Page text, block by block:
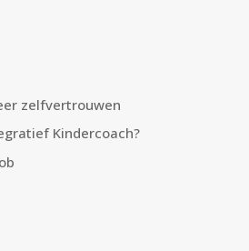
zelfvertrouwen
Kindercoach?